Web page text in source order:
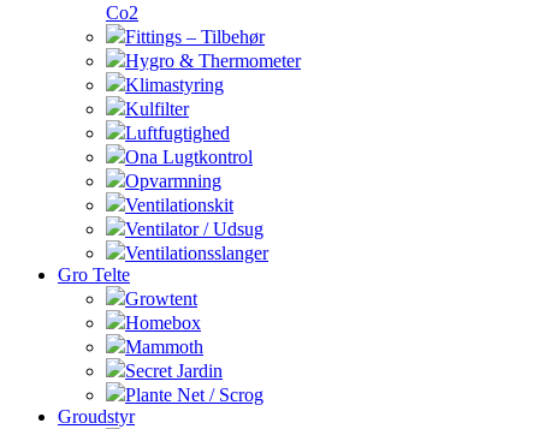
Co2
Fittings – Tilbehør
Hygro & Thermometer
Klimastyring
Kulfilter
Luftfugtighed
Ona Lugtkontrol
Opvarmning
Ventilationskit
Ventilator / Udsug
Ventilationsslanger
Gro Telte
Growtent
Homebox
Mammoth
Secret Jardin
Plante Net / Scrog
Groudstyr